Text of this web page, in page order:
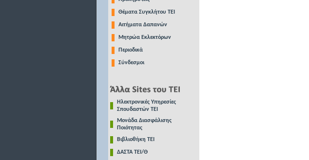
Θέματα Συγκλήτου ΤΕΙ
Αιτήματα Δαπανών
Μητρώα Εκλεκτόρων
Περιοδικά
Σύνδεσμοι
Ηλεκτρονικές Υπηρεσίες
Σπουδαστών ΤΕΙ
Μονάδα Διασφάλισης
Ποιότητας
Βιβλιοθήκη ΤΕΙ
ΔΑΣΤΑ ΤΕΙ/Θ